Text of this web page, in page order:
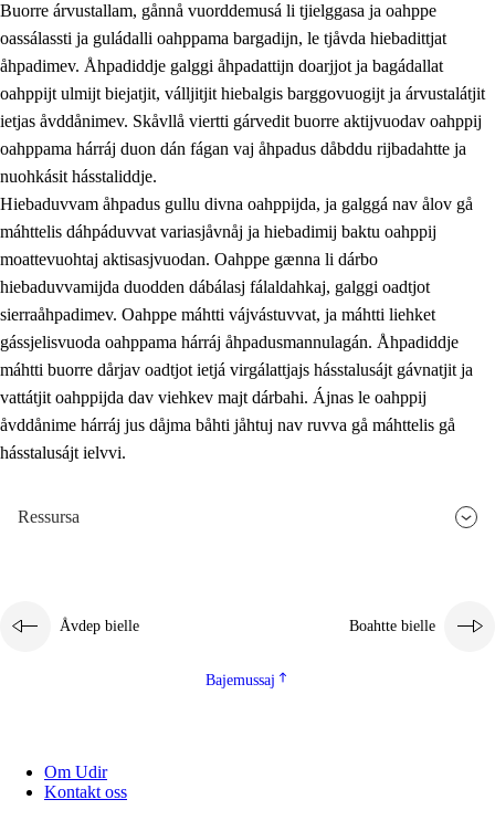
Buorre árvustallam, gånnå vuorddemusá li tjielggasa ja oahppe
oassálassti ja guládalli oahppama bargadijn, le tjåvda hiebadittjat
åhpadimev. Åhpadiddje galggi åhpadattijn doarjjot ja bagádallat
oahppijt ulmijt biejatjit, válljitjit hiebalgis barggovuogijt ja árvustalátjit
ietjas åvddånimev. Skåvllå viertti gárvedit buorre aktijvuodav oahppij
oahppama hárráj duon dán fágan vaj åhpadus dåbddu rijbadahtte ja
nuohkásit hásstaliddje.
Hiebaduvvam åhpadus gullu divna oahppijda, ja galggá nav ålov gå
máhttelis dáhpáduvvat variasjåvnåj ja hiebadimij baktu oahppij
moattevuohtaj aktisasjvuodan. Oahppe gænna li dárbo
hiebaduvvamijda duodden dábálasj fálaldahkaj, galggi oadtjot
sierraåhpadimev. Oahppe máhtti vájvástuvvat, ja máhtti liehket
gássjelisvuoda oahppama hárráj åhpadusmannulagán. Åhpadiddje
máhtti buorre dårjav oadtjot ietjá virgálattjajs hásstalusájt gávnatjit ja
vattátjit oahppijda dav viehkev majt dárbahi. Ájnas le oahppij
åvddånime hárráj jus dåjma båhti jåhtuj nav ruvva gå máhttelis gå
hásstalusájt ielvvi.
Ressursa
Åvdep bielle Boahtte bielle
Bajemussaj
Om Udir
Kontakt oss